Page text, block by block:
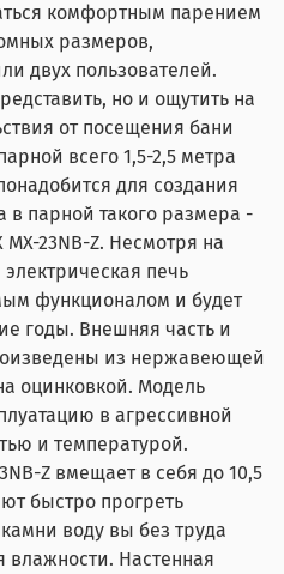
комфортным парением
размеров,
двух пользователей.
но и ощутить на
от посещения бани
всего 1,5-2,5 метра
для создания
в парной такого размера -
23NB-Z. Несмотря на
печь
функционалом и будет
годы. Внешняя часть и
из нержавеющей
оцинковкой. Модель
в агрессивной
и температурой.
Z вмещает в себя до 10,5
быстро прогреть
воду вы без труда
влажности. Настенная